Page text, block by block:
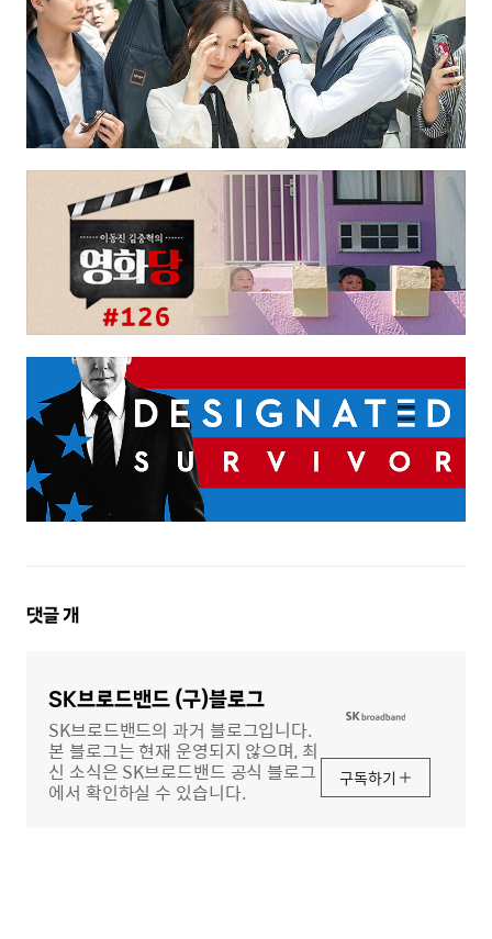
댓
댓글개
SK브로드밴드 (구)블로그
SK브로드밴드의 과거 블로그입니다.
본 블로그는 현재 운영되지 않으며, 최
신 소식은 SK브로드밴드 공식 블로그
에서 확인하실 수 있습니다.
구독하기